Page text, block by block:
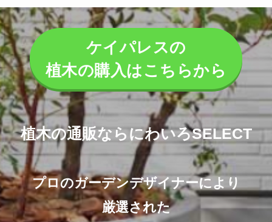
ケイパレスの
植木の購入はこちらから
植木の通販ならにわいろSELECT
プロのガーデンデザイナーにより
厳選された